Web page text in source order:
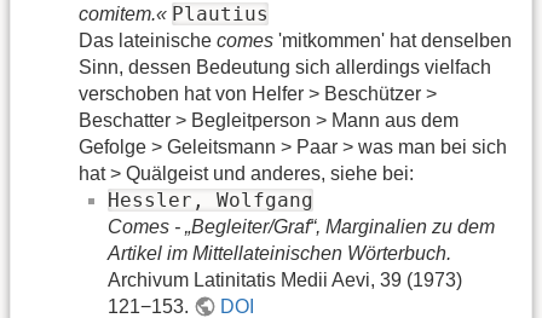
comitem.« Plautius
Das lateinische comes 'mitkommen' hat denselben
Sinn, dessen Bedeutung sich allerdings vielfach
verschoben hat von Helfer > Beschützer >
Beschatter > Begleitperson > Mann aus dem
Gefolge > Geleitsmann > Paar > was man bei sich
hat > Quälgeist und anderes, siehe bei:
Hessler, Wolfgang
Comes - „Begleiter/Graf“, Marginalien zu dem
Artikel im Mittellateinischen Wörterbuch.
Archivum Latinitatis Medii Aevi, 39 (1973)
121−153.
DOI